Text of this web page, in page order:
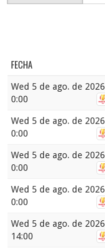
FECHA
Wed 5 de ago. de 2026
0:00
Wed 5 de ago. de 2026
0:00
Wed 5 de ago. de 2026
0:00
Wed 5 de ago. de 2026
0:00
Wed 5 de ago. de 2026
14:00